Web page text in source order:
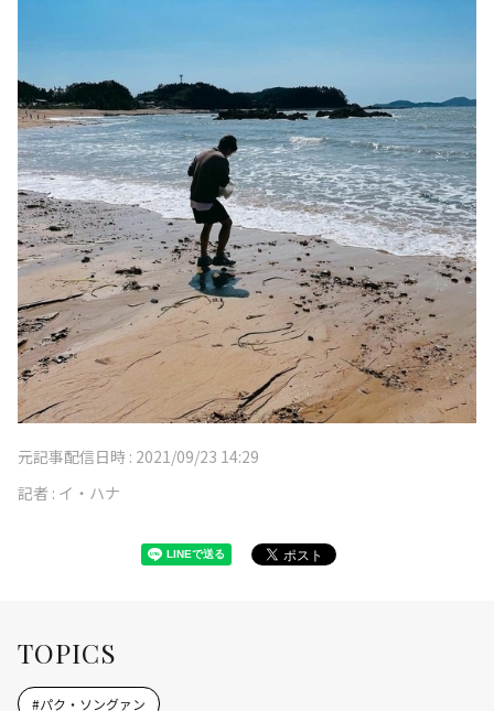
元記事配信日時 : 2021/09/23 14:29
記者 : イ・ハナ
TOPICS
#パク・ソングァン